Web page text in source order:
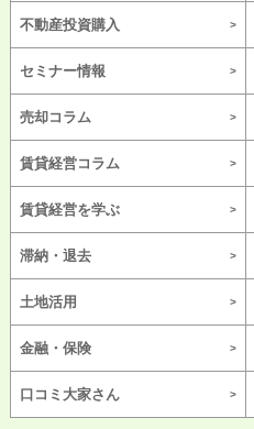
不動産投資購入
セミナー情報
売却コラム
賃貸経営コラム
賃貸経営を学ぶ
滞納・退去
土地活用
金融・保険
口コミ大家さん